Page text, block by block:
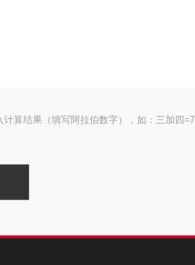
计算结果（填写阿拉伯数字），如：三加四=7